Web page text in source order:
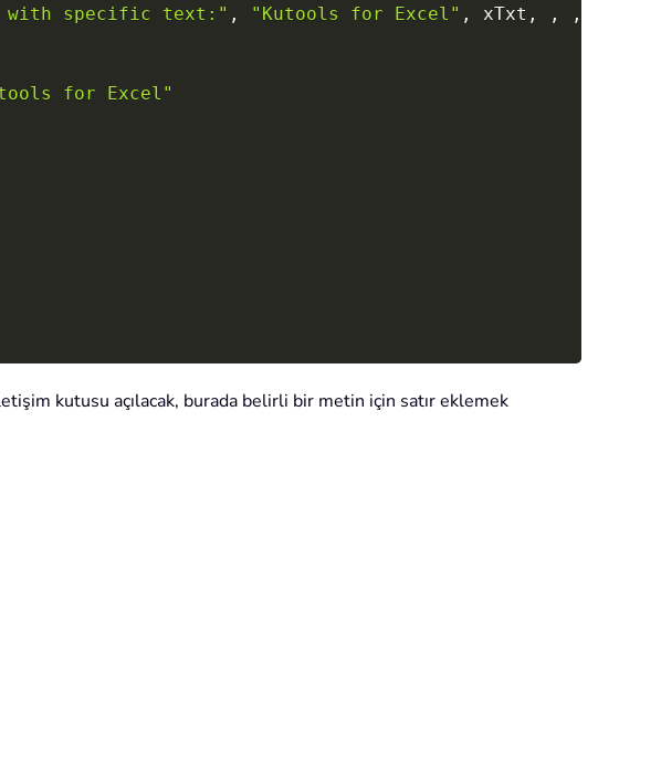
with specific text:" , "Kutools for Excel" , xTxt , , ,
for Excel"
kutusu açılacak, burada belirli bir metin için satır eklemek